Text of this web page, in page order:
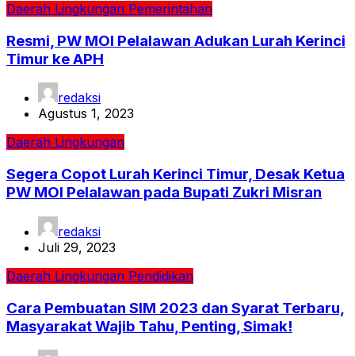
Daerah Lingkungan Pemerintahan
Resmi, PW MOI Pelalawan Adukan Lurah Kerinci
Timur ke APH
redaksi
Agustus 1, 2023
Daerah Lingkungan
Segera Copot Lurah Kerinci Timur, Desak Ketua
PW MOI Pelalawan pada Bupati Zukri Misran
redaksi
Juli 29, 2023
Daerah Lingkungan Pendidikan
Cara Pembuatan SIM 2023 dan Syarat Terbaru,
Masyarakat Wajib Tahu, Penting, Simak!